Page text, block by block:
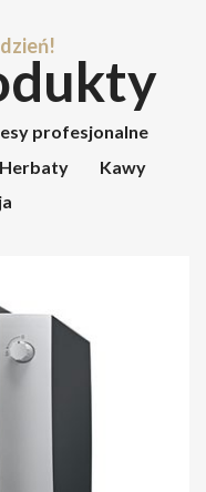
profesjonalne
Herbaty
Kawy